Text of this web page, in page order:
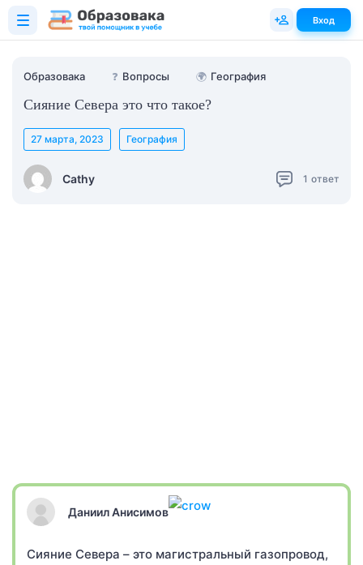
Образовака ❓ Вопросы 🌍 География
Сияние Севера это что такое?
Cathy
27 марта, 2023 География
1 ответ
Даниил Анисимов
Сияние Севера – это магистральный газопровод,
Вход